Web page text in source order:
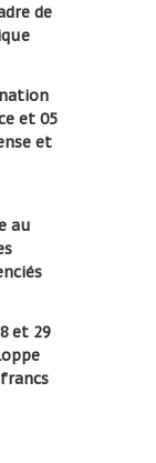
de
et 05
et
au
et 29